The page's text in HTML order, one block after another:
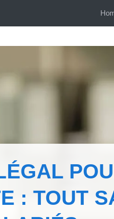
: TOUT